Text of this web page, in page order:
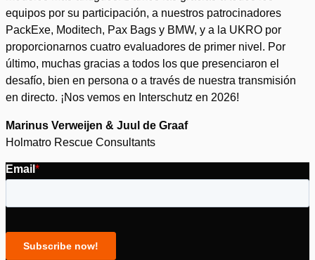
equipos por su participación, a nuestros patrocinadores
PackExe, Moditech, Pax Bags y BMW, y a la UKRO por
proporcionarnos cuatro evaluadores de primer nivel. Por
último, muchas gracias a todos los que presenciaron el
desafío, bien en persona o a través de nuestra transmisión
en directo. ¡Nos vemos en Interschutz en 2026!
Marinus Verweijen & Juul de Graaf
Holmatro Rescue Consultants